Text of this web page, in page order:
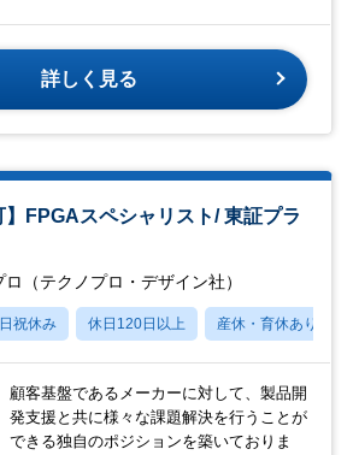
詳しく見る
】FPGAスペシャリスト/ 東証プラ
（テクノプロ・デザイン社）
祝休み 休日120日以上 産休・育休あり
顧客基盤であるメーカーに対して、製品開
発支援と共に様々な課題解決を行うことが
できる独自のポジションを築いておりま